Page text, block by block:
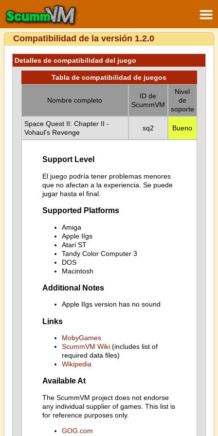
Compatibilidad de la versión 1.2.0
Detalles de compatibilidad del juego
Tabla de compatibilidad de juegos
Nombre completo
ID de
ScummVM
Nivel
de
soporte
Space Quest II: Chapter II -
Vohaul's Revenge
sq2 Bueno
Support Level
El juego podría tener problemas menores
que no afectan a la experiencia. Se puede
jugar hasta el final.
Supported Platforms
Amiga
Apple IIgs
Atari ST
Tandy Color Computer 3
DOS
Macintosh
Additional Notes
Apple IIgs version has no sound
Links
MobyGames
ScummVM Wiki(includes list of
required data files)
Wikipedia
Available At
The ScummVM project does not endorse
any individual supplier of games. This list is
for reference purposes only.
GOG.com